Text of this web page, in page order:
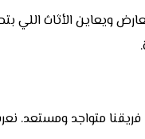
ويعاين الأثاث اللي
فريقنا متواجد ومستعد.